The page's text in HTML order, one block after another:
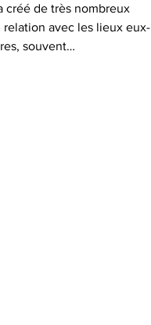
créé de très nombreux
avec les lieux eux-
souvent…